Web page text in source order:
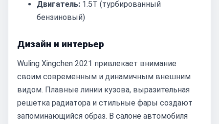
Двигатель: 1.5T (турбированный
бензиновый)
Дизайн и интерьер
Wuling Xingchen 2021 привлекает внимание
своим современным и динамичным внешним
видом. Плавные линии кузова, выразительная
решетка радиатора и стильные фары создают
запоминающийся образ. В салоне автомобиля